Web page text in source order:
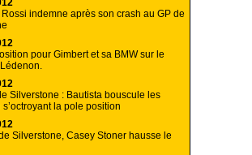
indemne après son crash au GP de
pour Gimbert et sa BMW sur le
Silverstone : Bautista bouscule les
la pole position
Silverstone, Casey Stoner hausse le